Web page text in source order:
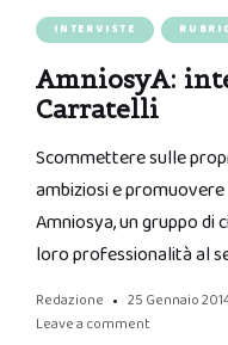
INTERVISTE
AmniosyA:
Carratelli
Scommettere sulle
ambiziosi e
Amniosya, un gruppo di
loro professionalità al
Redazione 25 Gennaio
Leave a comment